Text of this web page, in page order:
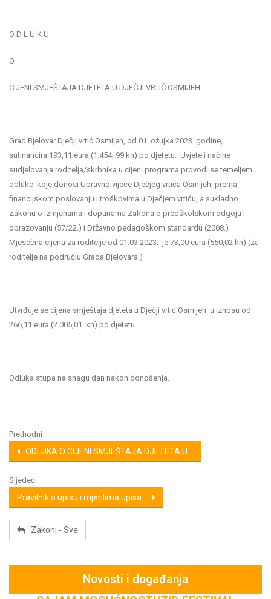
O D L U K U
O
CIJENI SMJEŠTAJA DJETETA U DJEČJI VRTIĆ OSMIJEH
Grad Bjelovar Dječji vrtić Osmijeh, od 01. ožujka 2023. godine,
sufinancira 193,11 eura (1.454, 99 kn) po djetetu. Uvjete i načine
sudjelovanja roditelja/skrbnika u cijeni programa provodi se temeljem
odluke koje donosi Upravno vijeće Dječjeg vrtića Osmijeh, prema
financijskom poslovanju i troškovima u Dječjem vrtiću, a sukladno
Zakonu o izmjenama i dopunama Zakona o predškolskom odgoju i
obrazovanju (57/22.) i Državno pedagoškom standardu (2008.)
Mjesečna cijena za roditelje od 01.03.2023. je 73,00 eura (550,02 kn) (za
roditelje na području Grada Bjelovara.)
Utvrđuje se cijena smještaja djeteta u Dječji vrtić Osmijeh u iznosu od
266,11 eura (2.005,01 kn) po djetetu.
Odluka stupa na snagu dan nakon donošenja.
Prethodni
ODLUKA O CIJENI SMJEŠTAJA DJETETA U...
Sljedeći
Pravilnik o upisu i mjerilima upisa...
Zakoni - Sve
Novosti i događanja